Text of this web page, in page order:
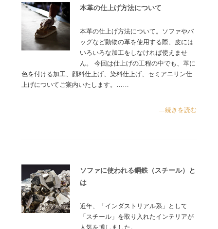
本革の仕上げ方法について
本革の仕上げ方法について。ソファやバ
ッグなど動物の革を使用する際、皮には
いろいろな加工をしなければ使えませ
ん。 今回は仕上げの工程の中でも、革に
色を付ける加工、顔料仕上げ、染料仕上げ、セミアニリン仕
上げについてご案内いたします。……
...続きを読む
ソファに使われる鋼鉄（スチール）と
は
近年、「インダストリアル系」として
「スチール」を取り入れたインテリアが
人気を博しました。